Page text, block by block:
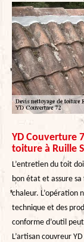
YD Couverture
toiture à Ruille
L’entretien du toit
bon état et assure
chaleur. L’opération
technique et des
conforme d’outil
L’artisan couvreur